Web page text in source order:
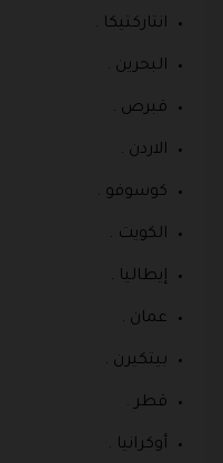
انتاركتيكا .
البحرين .
قبرص .
الاردن .
كوسوفو .
الكويت .
إيطاليا .
عمان .
بيتكيرن .
قطر .
أوكرانيا .